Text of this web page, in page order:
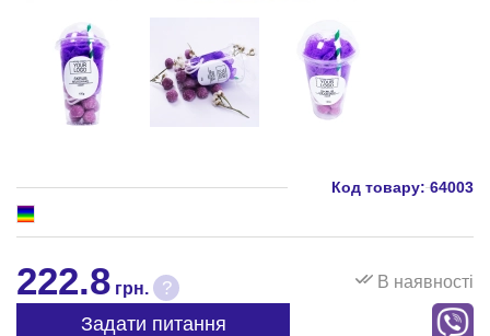
Код товару: 64003
222.8 грн. ? В наявності
Задати питання